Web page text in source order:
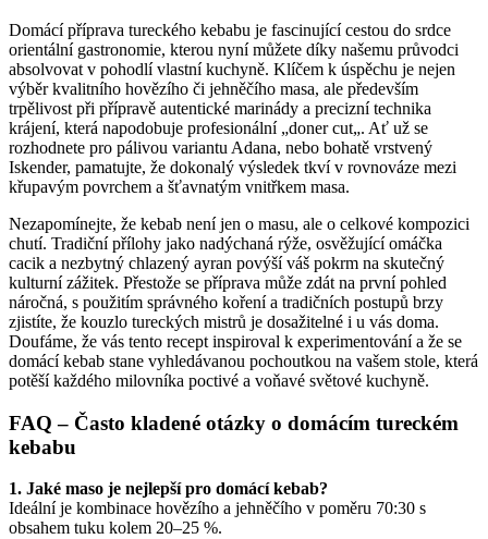
Domácí příprava tureckého kebabu je fascinující cestou do srdce
orientální gastronomie, kterou nyní můžete díky našemu průvodci
absolvovat v pohodlí vlastní kuchyně. Klíčem k úspěchu je nejen
výběr kvalitního hovězího či jehněčího masa, ale především
trpělivost při přípravě autentické marinády a precizní technika
krájení, která napodobuje profesionální „doner cut„. Ať už se
rozhodnete pro pálivou variantu Adana, nebo bohatě vrstvený
Iskender, pamatujte, že dokonalý výsledek tkví v rovnováze mezi
křupavým povrchem a šťavnatým vnitřkem masa.
Nezapomínejte, že kebab není jen o masu, ale o celkové kompozici
chutí. Tradiční přílohy jako nadýchaná rýže, osvěžující omáčka
cacik a nezbytný chlazený ayran povýší váš pokrm na skutečný
kulturní zážitek. Přestože se příprava může zdát na první pohled
náročná, s použitím správného koření a tradičních postupů brzy
zjistíte, že kouzlo tureckých mistrů je dosažitelné i u vás doma.
Doufáme, že vás tento recept inspiroval k experimentování a že se
domácí kebab stane vyhledávanou pochoutkou na vašem stole, která
potěší každého milovníka poctivé a voňavé světové kuchyně.
FAQ – Často kladené otázky o domácím tureckém
kebabu
1. Jaké maso je nejlepší pro domácí kebab?
Ideální je kombinace hovězího a jehněčího v poměru 70:30 s
obsahem tuku kolem 20–25 %.